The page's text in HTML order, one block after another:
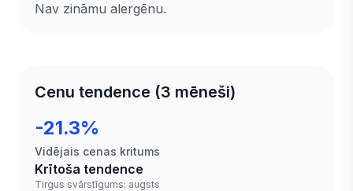
Nav zināmu alergēnu.
Cenu tendence (3 mēneši)
-21.3%
Vidējais cenas kritums
Krītoša tendence
Tirgus svārstīgums: augsts